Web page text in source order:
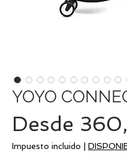
YOYO
Desde
Impuesto incluido